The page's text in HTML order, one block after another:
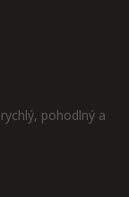
pohodlný a